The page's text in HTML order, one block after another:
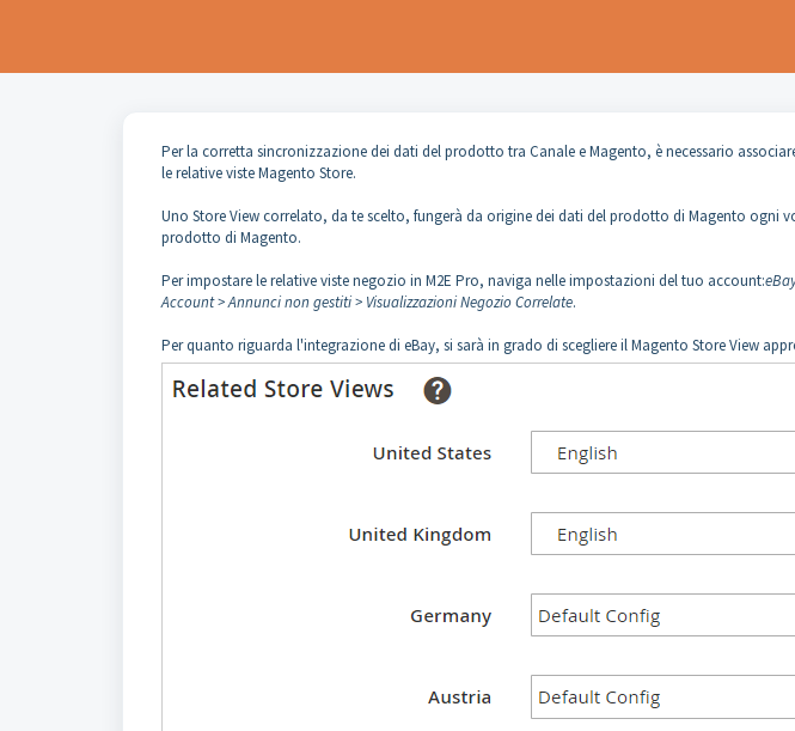
Per la corretta sincronizzazione dei dati del prodotto tra Canale e Magento, è necessario
le relative viste Magento Store.
Uno Store View correlato, da te scelto, fungerà da origine dei dati del prodotto di Magento
prodotto di Magento.
Per impostare le relative viste negozio in M2E Pro, naviga nelle impostazioni del tuo account:
Account > Annunci non gestiti > Visualizzazioni Negozio Correlate.
Per quanto riguarda l'integrazione di eBay, si sarà in grado di scegliere il Magento Store View